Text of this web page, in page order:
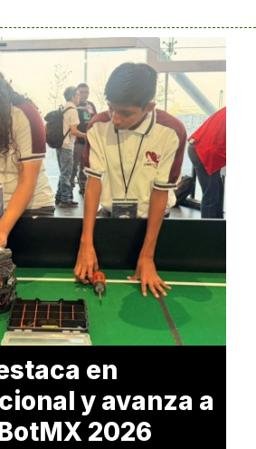
en
y avanza a
2026